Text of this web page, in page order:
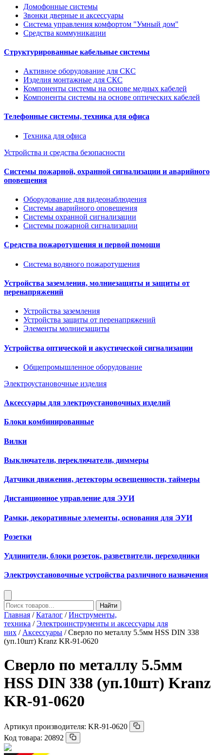
Домофонные системы
Звонки дверные и аксессуары
Система управления комфортом "Умный дом"
Средства коммуникации
Структурированные кабельные системы
Активное оборудование для СКС
Изделия монтажные для СКС
Компоненты системы на основе медных кабелей
Компоненты системы на основе оптических кабелей
Телефонные системы, техника для офиса
Техника для офиса
Устройства и средства безопасности
Системы пожарной, охранной сигнализации и аварийного
оповещения
Оборудование для видеонаблюдения
Системы аварийного оповещения
Системы охранной сигнализации
Системы пожарной сигнализации
Средства пожаротушения и первой помощи
Система водяного пожаротушения
Устройства заземления, молниезащиты и защиты от
перенапряжений
Устройства заземления
Устройства защиты от перенапряжений
Элементы молниезащиты
Устройства оптической и акустической сигнализации
Общепромышленное оборудование
Электроустановочные изделия
Аксессуары для электроустановочных изделий
Блоки комбинированные
Вилки
Выключатели, переключатели, диммеры
Датчики движения, детекторы освещенности, таймеры
Дистанционное управление для ЭУИ
Рамки, декоративные элементы, основания для ЭУИ
Розетки
Удлинители, блоки розеток, разветвители, переходники
Электроустановочные устройства различного назначения
Найти
Главная /Каталог /Инструменты,
техника /Электроинструменты и аксессуары для
них / Аксессуары / Сверло по металлу 5.5мм HSS DIN 338
(уп.10шт) Kranz KR-91-0620
Сверло по металлу 5.5мм
HSS DIN 338 (уп.10шт) Kranz
KR-91-0620
Артикул производителя: KR-91-0620
Код товара: 20892